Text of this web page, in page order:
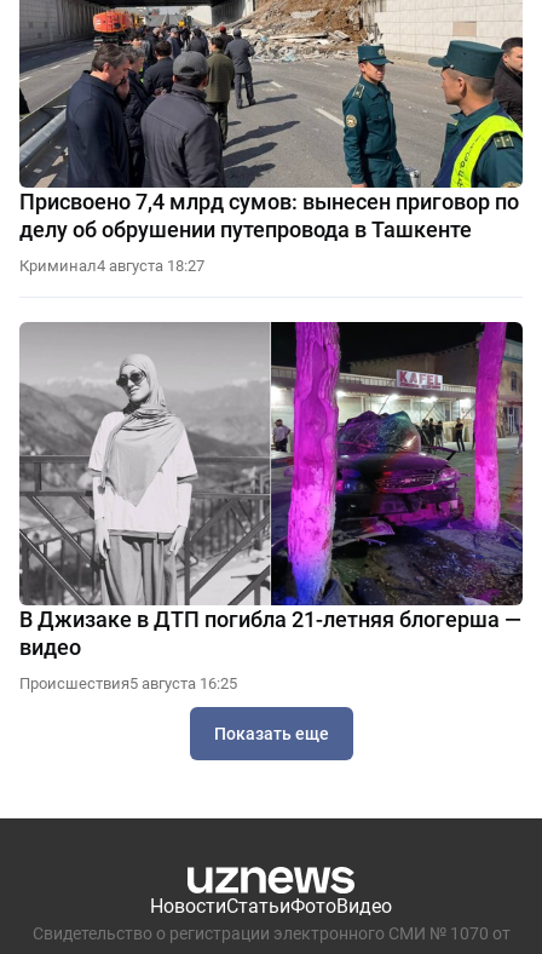
Присвоено 7,4 млрд сумов: вынесен приговор по
делу об обрушении путепровода в Ташкенте
Криминал4 августа 18:27
В Джизаке в ДТП погибла 21-летняя блогерша —
видео
Происшествия5 августа 16:25
Показать еще
НовостиСтатьиФотоВидео
Свидетельство о регистрации электронного СМИ № 1070 от